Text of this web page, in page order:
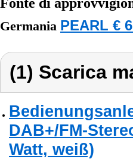
Germania PEARL €
(1) Scarica
DAB+/FM-
Watt, weiß)